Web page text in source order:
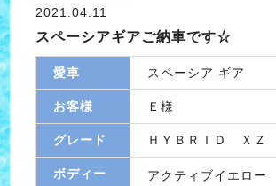
2021.04.11
スペーシアギアご納車です☆
愛車 スペーシア ギア
お客様 Ｅ様
グレード ＨＹＢＲＩＤ ＸＺ
ボディー
アクティブイエロー